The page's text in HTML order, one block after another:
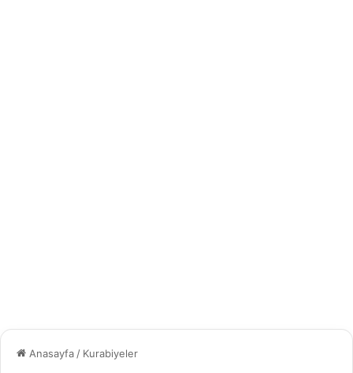
Anasayfa / Kurabiyeler